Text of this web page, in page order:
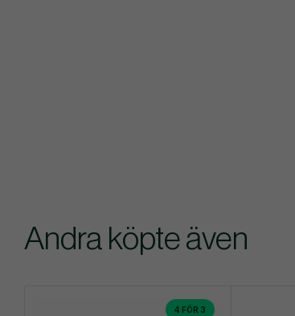
Andra köpte även
4 FÖR 3